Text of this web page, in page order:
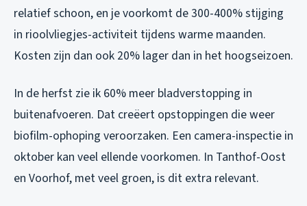
relatief schoon, en je voorkomt de 300-400% stijging
in rioolvliegjes-activiteit tijdens warme maanden.
Kosten zijn dan ook 20% lager dan in het hoogseizoen.
In de herfst zie ik 60% meer bladverstopping in
buitenafvoeren. Dat creëert opstoppingen die weer
biofilm-ophoping veroorzaken. Een camera-inspectie in
oktober kan veel ellende voorkomen. In Tanthof-Oost
en Voorhof, met veel groen, is dit extra relevant.